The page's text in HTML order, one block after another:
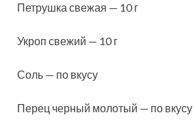
Петрушка свежая — 10 г
Укроп свежий — 10 г
Соль — по вкусу
Перец черный молотый — по вкусу